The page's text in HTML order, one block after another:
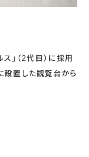
」（2代目）に採用
設置した観覧台から